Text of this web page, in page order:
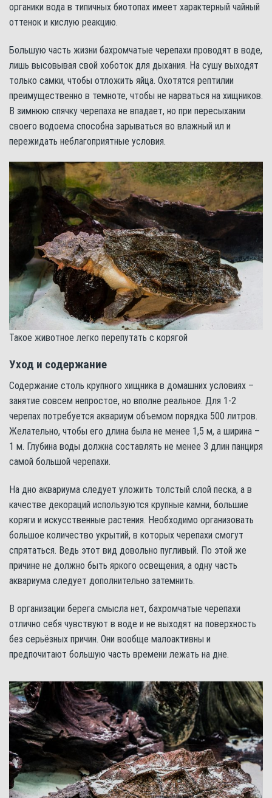
органики вода в типичных биотопах имеет характерный чайный
оттенок и кислую реакцию.
Большую часть жизни бахромчатые черепахи проводят в воде,
лишь высовывая свой хоботок для дыхания. На сушу выходят
только самки, чтобы отложить яйца. Охотятся рептилии
преимущественно в темноте, чтобы не нарваться на хищников.
В зимнюю спячку черепаха не впадает, но при пересыхании
своего водоема способна зарываться во влажный ил и
пережидать неблагоприятные условия.
Такое животное легко перепутать с корягой
Уход и содержание
Содержание столь крупного хищника в домашних условиях –
занятие совсем непростое, но вполне реальное. Для 1-2
черепах потребуется аквариум объемом порядка 500 литров.
Желательно, чтобы его длина была не менее 1,5 м, а ширина –
1 м. Глубина воды должна составлять не менее 3 длин панциря
самой большой черепахи.
На дно аквариума следует уложить толстый слой песка, а в
качестве декораций используются крупные камни, большие
коряги и искусственные растения. Необходимо организовать
большое количество укрытий, в которых черепахи смогут
спрятаться. Ведь этот вид довольно пугливый. По этой же
причине не должно быть яркого освещения, а одну часть
аквариума следует дополнительно затемнить.
В организации берега смысла нет, бахромчатые черепахи
отлично себя чувствуют в воде и не выходят на поверхность
без серьёзных причин. Они вообще малоактивны и
предпочитают большую часть времени лежать на дне.